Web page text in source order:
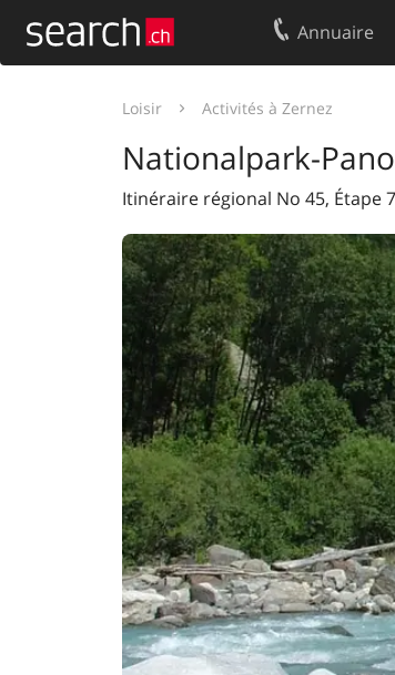
Annuaire
Loisir Activités à Zernez
Nationalpark-
Itinéraire régional No 45, Étape
Votre inscription
Mentions Légales